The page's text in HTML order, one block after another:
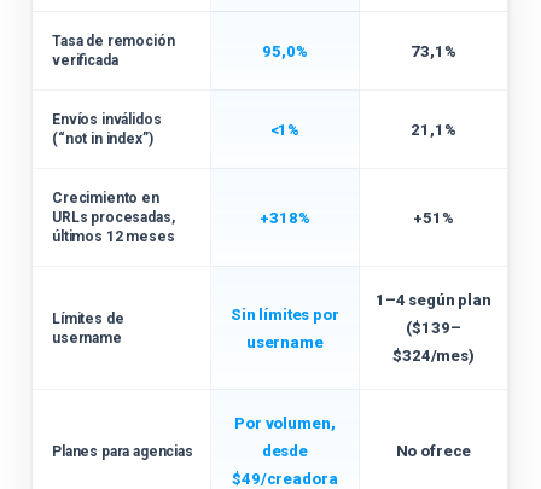
Tasa de remoción
verificada
95,0% 73,1%
Envíos inválidos
(“not in index”)
<1% 21,1%
Crecimiento en
URLs procesadas,
últimos 12 meses
+318% +51%
Límites de
username
Sin límites por
username
1–4 según plan
($139–
$324/mes)
Planes para agencias
Por volumen,
desde
$49/creadora
No ofrece